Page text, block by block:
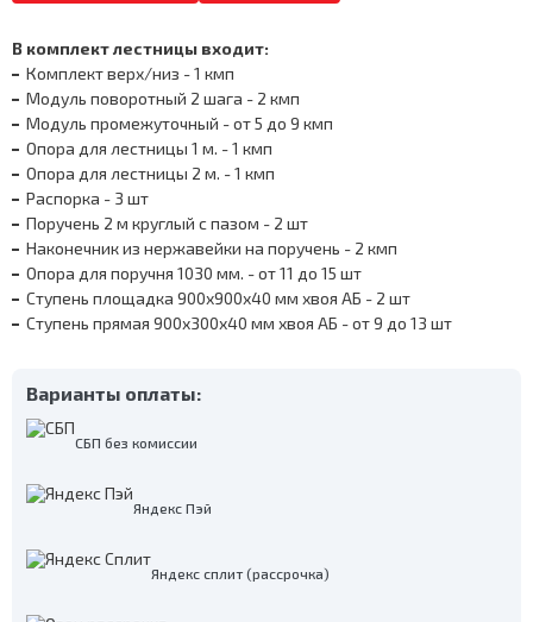
В комплект лестницы входит:
Комплект верх/низ - 1 кмп
Модуль поворотный 2 шага - 2 кмп
Модуль промежуточный - от 5 до 9 кмп
Опора для лестницы 1 м. - 1 кмп
Опора для лестницы 2 м. - 1 кмп
Распорка - 3 шт
Поручень 2 м круглый с пазом - 2 шт
Наконечник из нержавейки на поручень - 2 кмп
Опора для поручня 1030 мм. - от 11 до 15 шт
Ступень площадка 900х900х40 мм хвоя АБ - 2 шт
Ступень прямая 900х300х40 мм хвоя АБ - от 9 до 13 шт
Варианты оплаты:
СБП без комиссии
Яндекс Пэй
Яндекс сплит (рассрочка)